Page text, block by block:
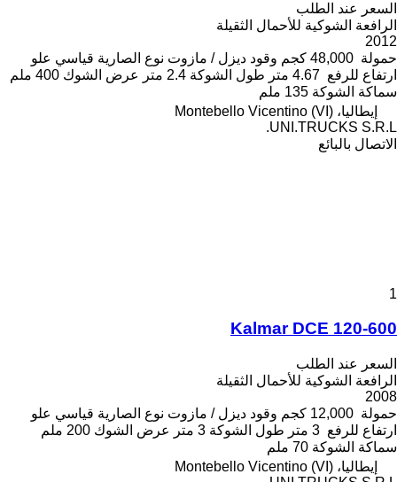
السعر عند الطلب
الرافعة الشوكية للأحمال الثقيلة
2012
حمولة 48,000 كجم وقود ديزل / مازوت نوع الصارية قياسي علو
ارتفاع للرفع 4.67 متر طول الشوكة 2.4 متر عرض الشوك 400 ملم
سماكة الشوكة 135 ملم
إيطاليا، Montebello Vicentino (VI)
UNI.TRUCKS S.R.L.
الاتصال بالبائع
1
Kalmar DCE 120-600
السعر عند الطلب
الرافعة الشوكية للأحمال الثقيلة
2008
حمولة 12,000 كجم وقود ديزل / مازوت نوع الصارية قياسي علو
ارتفاع للرفع 3 متر طول الشوكة 3 متر عرض الشوك 200 ملم
سماكة الشوكة 70 ملم
إيطاليا، Montebello Vicentino (VI)